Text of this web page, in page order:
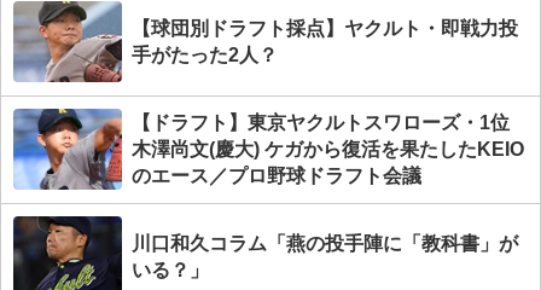
【球団別ドラフト採点】ヤクルト・即戦力投
手がたった2人？
【ドラフト】東京ヤクルトスワローズ・1位
木澤尚文(慶大) ケガから復活を果たしたKEIO
のエース／プロ野球ドラフト会議
川口和久コラム「燕の投手陣に「教科書」が
いる？」